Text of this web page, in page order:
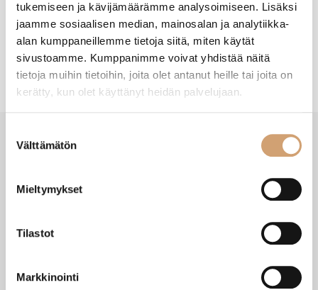
tukemiseen ja kävijämäärämme analysoimiseen. Lisäksi
jaamme sosiaalisen median, mainosalan ja analytiikka-
alan kumppaneillemme tietoja siitä, miten käytät
sivustoamme. Kumppanimme voivat yhdistää näitä
tietoja muihin tietoihin, joita olet antanut heille tai joita on
kerätty, kun olet käyttänyt heidän palvelujaan.
valinta
Välttämätön
Mieltymykset
Tilastot
Markkinointi